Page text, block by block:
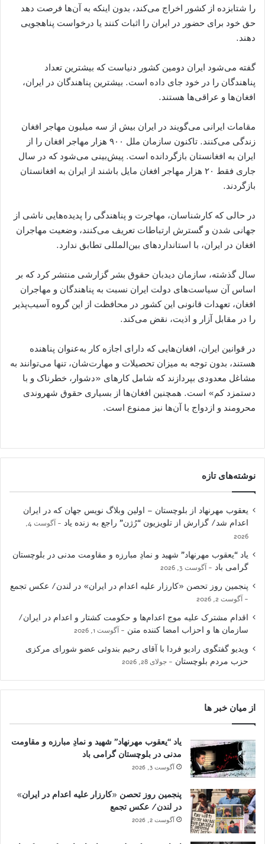
را شتابزده از کشور اخراج می‏‌کند، بدون اینکه به آن‌ها فرصت دهد
حق خود برای حضور در ایران را اثبات کنند یا درخواست پناهجویی
دهند.
گفته می‌شود ایران دومین کشور دنیاست که بیشترین تعداد
پناهندگان را در خود جای داده است. بیشترین پناهندگان در ایران،
افغان‌ها و عراقی‌ها هستند.
مقامات ایرانی می‌گویند در ایران بیش از سه میلیون مهاجر افغان
زندگی می‌کنند. تاکنون سازمان ملل ۹۰۰ هزار مهاجر افغان را از
ایران به افغانستان بازگردانده است. پیش‌بینی می‌شود که در سال
جاری فقط ۲۰ هزار مهاجر افغان مایل باشند از ایران به افغانستان
بازگردند.
در حالی که کارشناسان، مهاجرت و پناهندگی را پدیده‌هایی ناشی از
جهانی شدن و گسترش ارتباطات تعریف می‌کنند، وضعیت مهاجران
افغان در ایران، با استانداردهای بین‌المللی تطابق ندارد.
سال گذشته، سازمان دیدبان‏ حقوق بشر گزارشی منتشر کرد که بر
اساس آن سیاست‌های ‏‏‏دولت ایران نسبت به پناهندگان و مهاجران
افغان، تعهدات قانونی این کشور در محافظت از این گروه آسیب‌پذیر
را در مقابل آزار و اذیت، نقض می‏‌کند.
در قوانین ایران، افغان‌هایی که دارای اجازه کار به‌عنوان پناهنده
هستند، بدون توجه به میزان تحصیلات و مهارت‌شان‏، تنها می‌توانند به
مشاغل معدودی بپردازند که شامل کارهای «دشوار، خطرناک و با
دستمزد کم» است. همچنین افغان‌ها ‏‏‏از بسیاری حقوق شهروندی
محرومند و ازدواج با آن‌ها نیز ممنوع است.
نوشته‌های تازه
یعقوب مهرنهاد از بلوچستان – اولین وبلاگ نویس جهان که در ایران
اعدام شد/ گزارش از تلویزیون “رُژن” راجع به زنده یاد
آگوست 4,
2026
یاد “یعقوب مهرنهاد” شهید و نمادِ مبارزه و مقاومت مدنی در بلوچستان
گرامی باد
آگوست 3, 2026
پنجمین روز تحصن «کارزار علیه اعدام در ایران» در لندن/ عکس تجمع
آگوست 2, 2026
اقدام مشترک علیه موج اعدام‌ها و حکومت کشتار و اعدام در ایران/
سازمان ها و احزاب امضا کننده متن
آگوست 1, 2026
ویدیو گفتگوی رادیو فردا با آقای رحیم بندوئی عضو شورای مرکزی
حزب مردم بلوچستان
جولای 28, 2026
از میان خبر ها
یاد “یعقوب مهرنهاد” شهید و نمادِ مبارزه و مقاومت
مدنی در بلوچستان گرامی باد
آگوست 3, 2026
پنجمین روز تحصن «کارزار علیه اعدام در ایران»
در لندن/ عکس تجمع
آگوست 2, 2026